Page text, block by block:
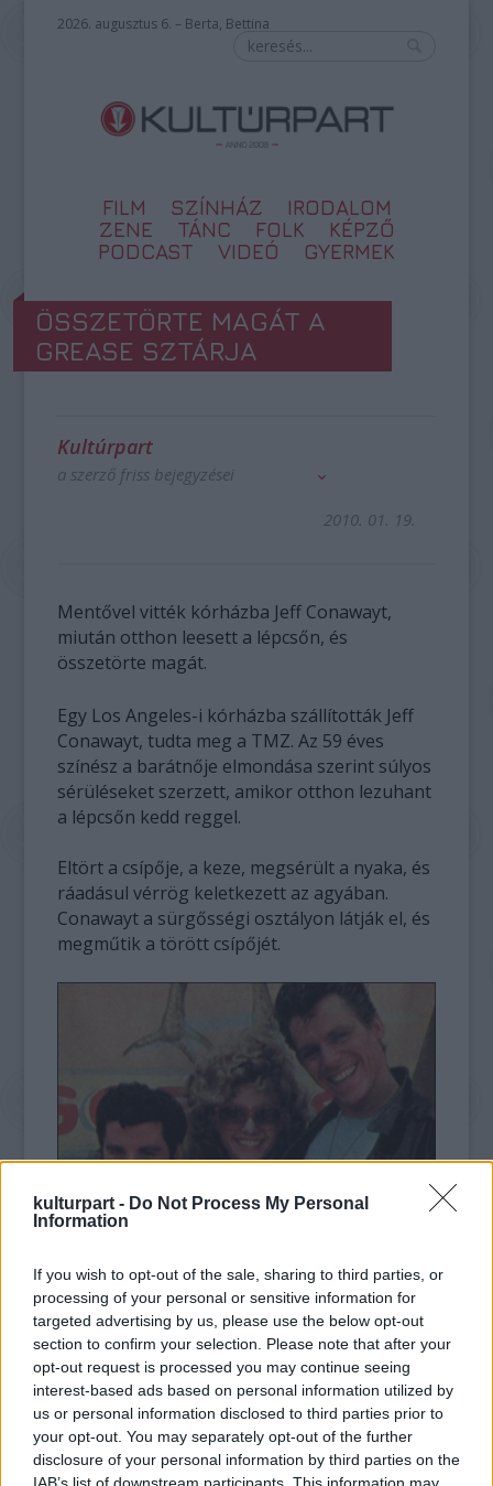
kulturpart - Do Not Process My Personal
Information
If you wish to opt-out of the sale, sharing to third parties, or
processing of your personal or sensitive information for
targeted advertising by us, please use the below opt-out
section to confirm your selection. Please note that after your
opt-out request is processed you may continue seeing
interest-based ads based on personal information utilized by
us or personal information disclosed to third parties prior to
your opt-out. You may separately opt-out of the further
disclosure of your personal information by third parties on the
2026. augusztus 6. – Berta, Bettina
FILM SZÍNHÁZ
IRODALOM
ZENE
TÁNC FOLK
KÉPZŐ
PODCAST
VIDEÓ GYERMEK
ÖSSZETÖRTE MAGÁT A
GREASE SZTÁRJA
Kultúrpart
a szerző friss bejegyzései
2010. 01. 19.
Mentővel vitték kórházba Jeff Conawayt,
miután otthon leesett a lépcsőn, és
összetörte magát.
Egy Los Angeles-i kórházba szállították Jeff
Conawayt, tudta meg a TMZ. Az 59 éves
színész a barátnője elmondása szerint súlyos
sérüléseket szerzett, amikor otthon lezuhant
a lépcsőn kedd reggel.
Eltört a csípője, a keze, megsérült a nyaka, és
ráadásul vérrög keletkezett az agyában.
Conawayt a sürgősségi osztályon látják el, és
megműtik a törött csípőjét.
Jeff Conaway az eredeti Grease-előadásban is
szerepelt a Broadway-n, majd Travolta
mellett játszotta Kenickie-t a filmváltozatban.
A film forgatásán kicsit görnyedten kellett
járnia, hogy ne látsszon magasabbnak John